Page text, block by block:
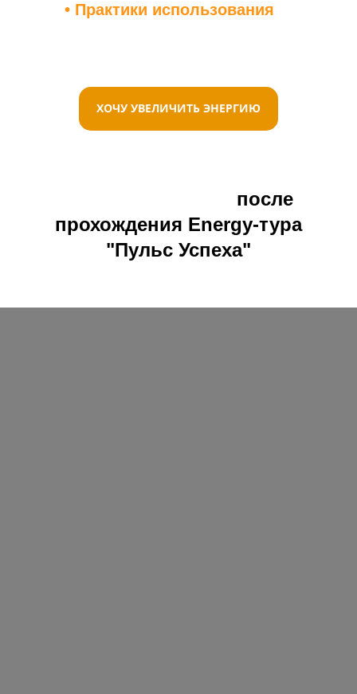
• Практики использования
ХОЧУ УВЕЛИЧИТЬ ЭНЕРГИЮ
после
прохождения Energy-тура
"Пульс Успеха"